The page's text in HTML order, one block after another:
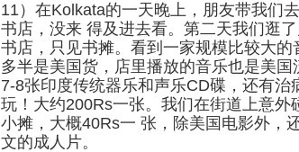
11）在Kolkata的一天晚上，朋友带我们
书店，没来 得及进去看。第二天我们逛
书店，只见书摊。看到一家规模比较大的
多半是美国货，店里播放的音乐也是美国
7-8张印度传统器乐和声乐CD碟，还有治
玩！大约200Rs一张。我们在街道上意外
小摊，大概40Rs一 张，除美国电影外，
文的成人片。